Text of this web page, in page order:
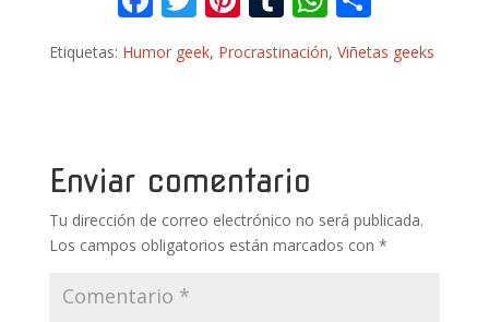
e
o
k
w
itt
nt
er
u
m
h
at
p
m
r
Etiquetas: Humor geek, Procrastinación, Viñetas geeks
Enviar comentario
Tu dirección de correo electrónico no será publicada.
Los campos obligatorios están marcados con *